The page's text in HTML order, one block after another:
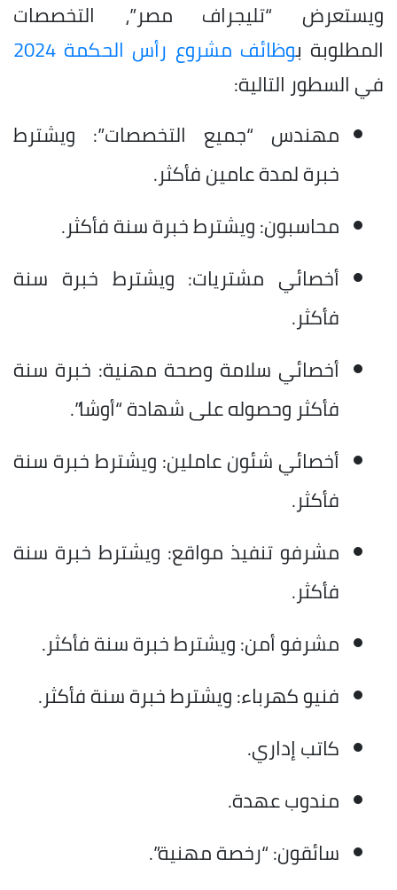
ويستعرض “تليجراف مصر”، التخصصات
المطلوبة بوظائف مشروع رأس الحكمة 2024
في السطور التالية:
مهندس “جميع التخصصات”: ويشترط
خبرة لمدة عامين فأكثر.
محاسبون: ويشترط خبرة سنة فأكثر.
أخصائي مشتريات: ويشترط خبرة سنة
فأكثر.
أخصائي سلامة وصحة مهنية: خبرة سنة
فأكثر وحصوله على شهادة “أوشا”.
أخصائي شئون عاملين: ويشترط خبرة سنة
فأكثر.
مشرفو تنفيذ مواقع: ويشترط خبرة سنة
فأكثر.
مشرفو أمن: ويشترط خبرة سنة فأكثر.
فنيو كهرباء: ويشترط خبرة سنة فأكثر.
كاتب إداري.
مندوب عهدة.
سائقون: “رخصة مهنية”.